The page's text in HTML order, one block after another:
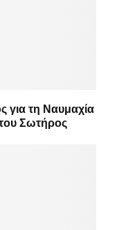
για τη Ναυμαχία
Σωτήρος